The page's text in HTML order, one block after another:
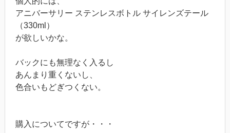
アニバーサリー ステンレスボトル サイレンズテール
（330ml）
が欲しいかな。
バックにも無理なく入るし
あんまり重くないし、
色合いもどぎつくない。
購入についてですが・・・